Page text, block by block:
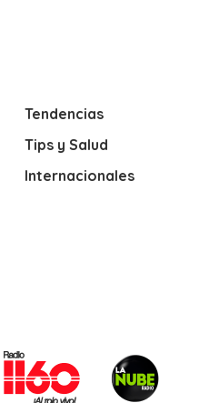
Tendencias
Tips y Salud
Internacionales